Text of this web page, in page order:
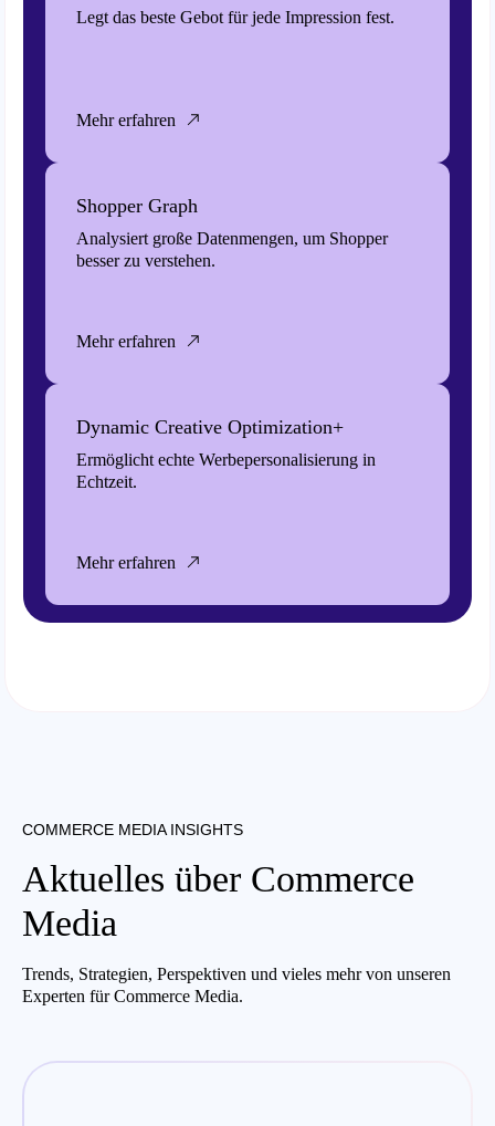
Legt das beste Gebot für jede Impression fest.
Mehr erfahren
Shopper Graph
Analysiert große Datenmengen, um Shopper
besser zu verstehen.
Mehr erfahren
Dynamic Creative Optimization+
Ermöglicht echte Werbepersonalisierung in
Echtzeit.
Mehr erfahren
COMMERCE MEDIA INSIGHTS
Aktuelles über Commerce
Media
Trends, Strategien, Perspektiven und vieles mehr von unseren
Experten für Commerce Media.